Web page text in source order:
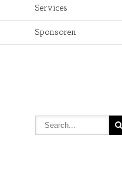
Services
Sponsoren